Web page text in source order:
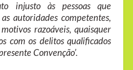
injusto às pessoas que
autoridades competentes,
razoáveis, quaisquer
com os delitos qualificados
Convenção’.